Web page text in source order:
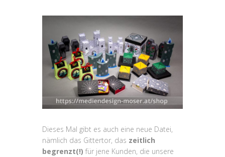
Dieses Mal gibt es auch eine neue Datei,
nämlich das Gittertor, das zeitlich
begrenzt(!) für jene Kunden, die unsere